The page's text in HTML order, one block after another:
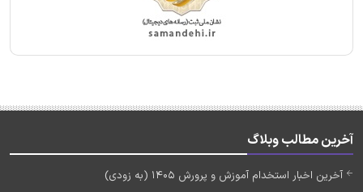
آخرین مطالب وبلاگ
آخرین اخبار استخدام آموزش و پرورش 1405 (به زودی)